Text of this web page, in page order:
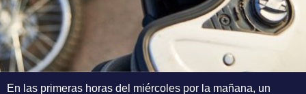
En las primeras horas del miércoles por la mañana, un